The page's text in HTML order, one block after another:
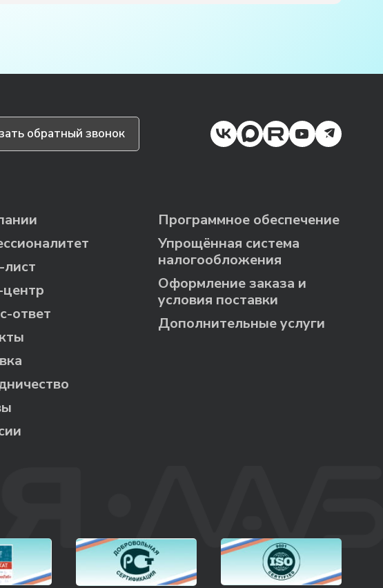
обратный звонок
ответ
Программное обеспечение
Упрощённая система
налогообложения
Оформление заказа и
условия поставки
Дополнительные услуги